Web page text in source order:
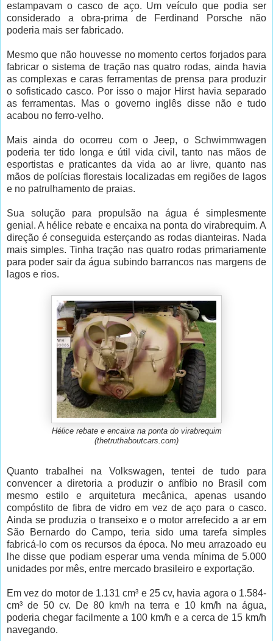
estampavam o casco de aço. Um veículo que podia ser
considerado a obra-prima de Ferdinand Porsche não
poderia mais ser fabricado.
Mesmo que não houvesse no momento certos forjados para
fabricar o sistema de tração nas quatro rodas, ainda havia
as complexas e caras ferramentas de prensa para produzir
o sofisticado casco. Por isso o major Hirst havia separado
as ferramentas. Mas o governo inglês disse não e tudo
acabou no ferro-velho.
Mais ainda do ocorreu com o Jeep, o Schwimmwagen
poderia ter tido longa e útil vida civil, tanto nas mãos de
esportistas e praticantes da vida ao ar livre, quanto nas
mãos de polícias florestais localizadas em regiões de lagos
e no patrulhamento de praias.
Sua solução para propulsão na água é simplesmente
genial. A hélice rebate e encaixa na ponta do virabrequim. A
direção é conseguida esterçando as rodas dianteiras. Nada
mais simples. Tinha tração nas quatro rodas primariamente
para poder sair da água subindo barrancos nas margens de
lagos e rios.
Hélice rebate e encaixa na ponta do virabrequim
(thetruthaboutcars.com)
Quanto trabalhei na Volkswagen, tentei de tudo para
convencer a diretoria a produzir o anfíbio no Brasil com
mesmo estilo e arquitetura mecânica, apenas usando
compóstito de fibra de vidro em vez de aço para o casco.
Ainda se produzia o transeixo e o motor arrefecido a ar em
São Bernardo do Campo, teria sido uma tarefa simples
fabricá-lo com os recursos da época. No meu arrazoado eu
lhe disse que podiam esperar uma venda mínima de 5.000
unidades por mês, entre mercado brasileiro e exportação.
Em vez do motor de 1.131 cm³ e 25 cv, havia agora o 1.584-
cm³ de 50 cv. De 80 km/h na terra e 10 km/h na água,
poderia chegar facilmente a 100 km/h e a cerca de 15 km/h
navegando.